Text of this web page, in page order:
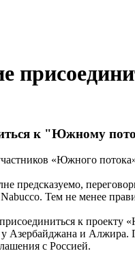
к "Южному
«Южного
предсказуемо,
Тем не менее
к
у Азербайджана и
с Россией.